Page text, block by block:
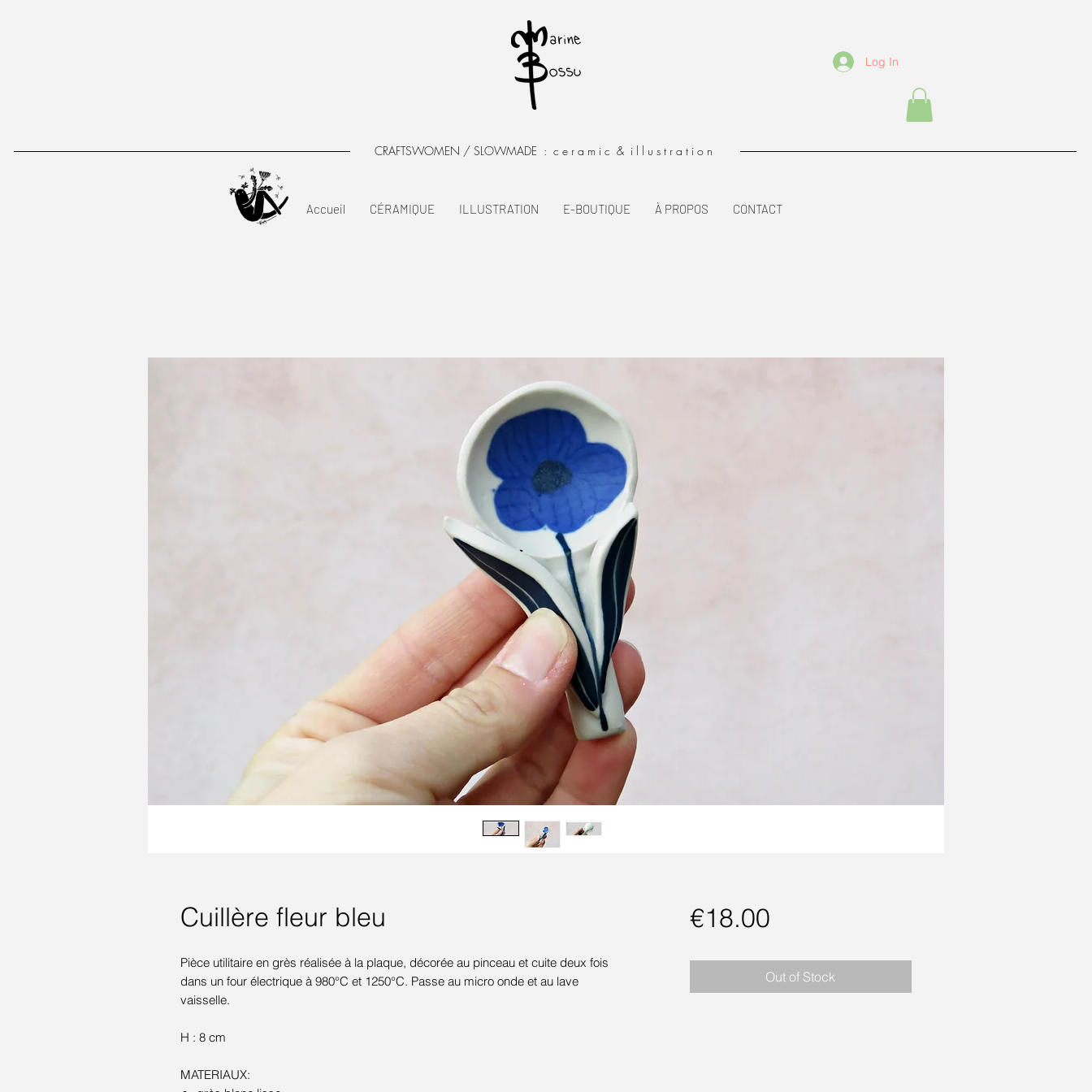
Log In
CRAFTSWOMEN / SLOWMADE : c e r a m i c & i l l u s t r a t i o n
Accueil CÉRAMIQUE ILLUSTRATION E-BOUTIQUE À PROPOS CONTACT
Cuillère fleur bleu
Pièce utilitaire en grès réalisée à la plaque, décorée au pinceau et cuite deux fois
dans un four électrique à 980°C et 1250°C. Passe au micro onde et au lave
vaisselle.
H : 8 cm
MATERIAUX:
€18.00Price
Out of Stock